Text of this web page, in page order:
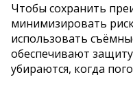
Чтобы сохранить
минимизировать
использовать
обеспечивают
убираются, когда